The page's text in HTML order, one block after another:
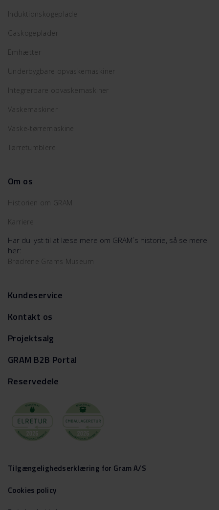
Induktionskogeplade
Gaskogeplader
Emhætter
Underbygbare opvaskemaskiner
Integrerbare opvaskemaskiner
Vaskemaskiner
Vaske-tørremaskine
Tørretumblere
Om os
Historien om GRAM
Karriere
Har du lyst til at læse mere om GRAM´s historie, så se mere
her:
Brødrene Grams Museum
Kundeservice
Kontakt os
Projektsalg
GRAM B2B Portal
Reservedele
Tilgængelighedserklæring for Gram A/S
Cookies policy